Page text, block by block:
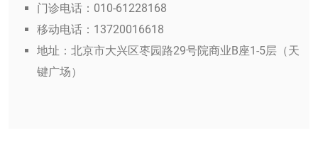
门诊电话：010-61228168
移动电话：13720016618
地址：北京市大兴区枣园路29号院商业B座1-5层（天
键广场）